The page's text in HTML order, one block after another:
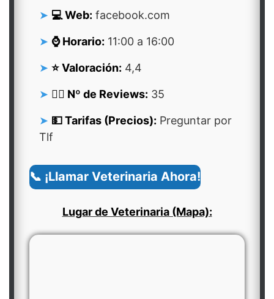
💻 Web: facebook.com
⌚ Horario: 11:00 a 16:00
⭐ Valoración: 4,4
👍🏻 Nº de Reviews: 35
💵 Tarifas (Precios): Preguntar por
Tlf
📞 ¡Llamar Veterinaria Ahora!
Lugar de Veterinaria (Mapa):